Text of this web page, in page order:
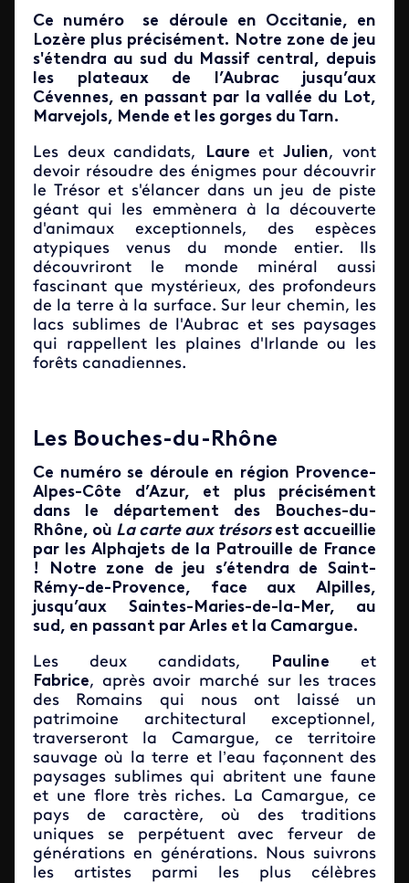
Ce numéro se déroule en Occitanie, en
Lozère plus précisément. Notre zone de jeu
s'étendra au sud du Massif central, depuis
les plateaux de l’Aubrac jusqu’aux
Cévennes, en passant par la vallée du Lot,
Marvejols, Mende et les gorges du Tarn.
Les deux candidats, Laure et Julien, vont
devoir résoudre des énigmes pour découvrir
le Trésor et s'élancer dans un jeu de piste
géant qui les emmènera à la découverte
d'animaux exceptionnels, des espèces
atypiques venus du monde entier. Ils
découvriront le monde minéral aussi
fascinant que mystérieux, des profondeurs
de la terre à la surface. Sur leur chemin, les
lacs sublimes de l'Aubrac et ses paysages
qui rappellent les plaines d'Irlande ou les
forêts canadiennes.
Les Bouches-du-Rhône
Ce numéro se déroule en région Provence-
Alpes-Côte d’Azur, et plus précisément
dans le département des Bouches-du-
Rhône, où La carte aux trésorsest accueillie
par les Alphajets de la Patrouille de France
! Notre zone de jeu s’étendra de Saint-
Rémy-de-Provence, face aux Alpilles,
jusqu’aux Saintes-Maries-de-la-Mer, au
sud, en passant par Arles et la Camargue.
Les deux candidats, Pauline et
Fabrice, après avoir marché sur les traces
des Romains qui nous ont laissé un
patrimoine architectural exceptionnel,
traverseront la Camargue, ce territoire
sauvage où la terre et l’eau façonnent des
paysages sublimes qui abritent une faune
et une flore très riches. La Camargue, ce
pays de caractère, où des traditions
uniques se perpétuent avec ferveur de
générations en générations. Nous suivrons
les artistes parmi les plus célèbres